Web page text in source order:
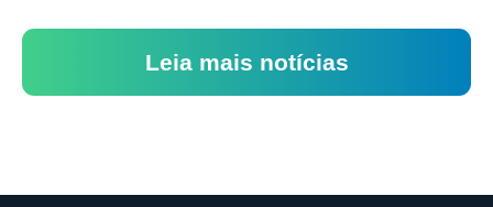
Leia mais notícias